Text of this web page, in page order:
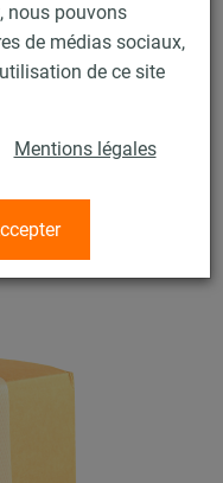
nous pouvons
de médias sociaux,
de ce site
Mentions légales
de suspension par câble
kg - PIECE